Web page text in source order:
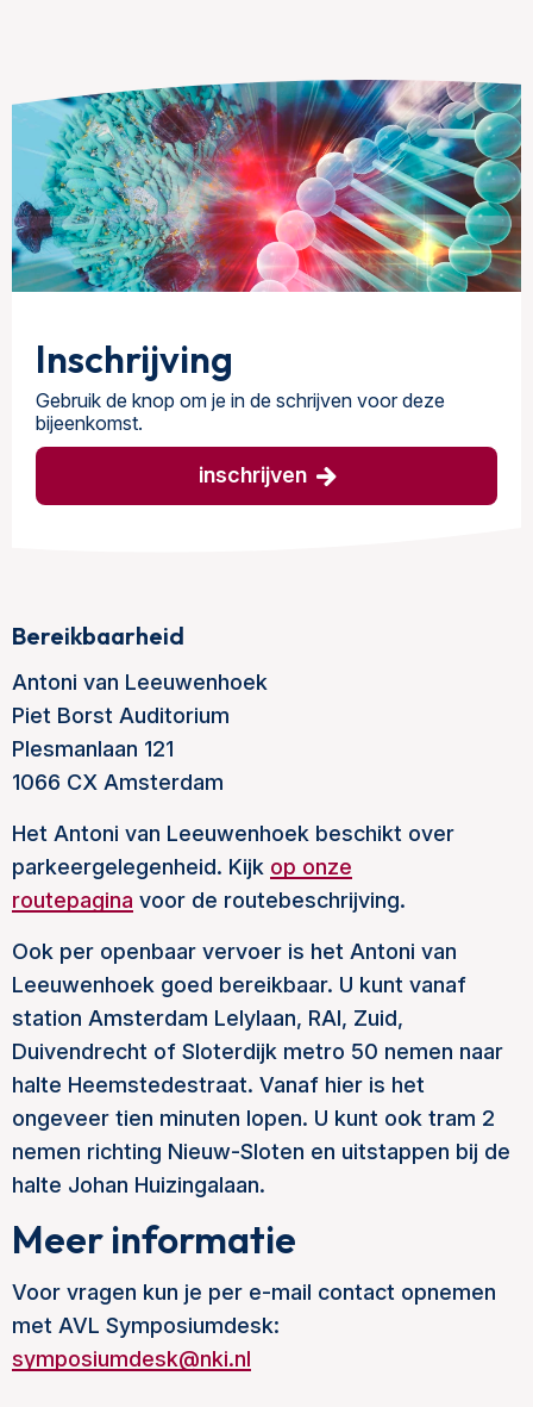
Inschrijving
Gebruik de knop om je in de schrijven voor deze
bijeenkomst.
inschrijven
Bereikbaarheid
Antoni van Leeuwenhoek
Piet Borst Auditorium
Plesmanlaan 121
1066 CX Amsterdam
Het Antoni van Leeuwenhoek beschikt over
parkeergelegenheid. Kijk op onze
routepagina voor de routebeschrijving.
Ook per openbaar vervoer is het Antoni van
Leeuwenhoek goed bereikbaar. U kunt vanaf
station Amsterdam Lelylaan, RAI, Zuid,
Duivendrecht of Sloterdijk metro 50 nemen naar
halte Heemstedestraat. Vanaf hier is het
ongeveer tien minuten lopen. U kunt ook tram 2
nemen richting Nieuw-Sloten en uitstappen bij de
halte Johan Huizingalaan.
Meer informatie
Voor vragen kun je per e-mail contact opnemen
met AVL Symposiumdesk:
symposiumdesk@nki.nl